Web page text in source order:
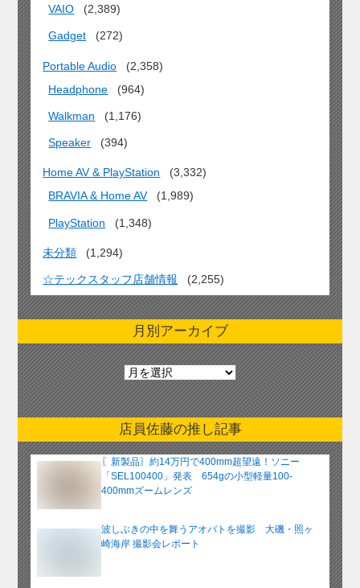
VAIO (2,389)
Gadget (272)
Portable Audio
(2,358)
Headphone
(964)
Walkman (1,176)
Speaker (394)
Home AV & PlayStation
(3,332)
BRAVIA & Home AV
(1,989)
PlayStation (1,348)
未分類 (1,294)
☆テックスタッフ店舗情報 (2,255)
月別アーカイブ
月
別
ア
ー
カ
イ
ブ
店員佐藤の推し記事
〖新製品〗約14万円で400mm超望遠！ソニー
「SEL100400」発表 654gの小型軽量100-
400mmズームレンズ
波しぶきの中を舞うアオバトを撮影 大磯・照ヶ
崎海岸 撮影会レポート